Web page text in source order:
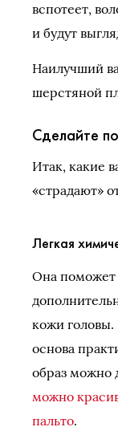
вспотеет,
и будут
Наилучший
шерстяной
Сделайте
Итак, какие
«страдают»
Легкая
Она поможет
кожи
основа
образ можно
можно
пальто.